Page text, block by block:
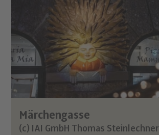
Märchengasse
(c) IAI GmbH Thomas Steinlechner